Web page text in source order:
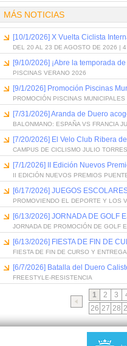
MÁS NOTICIAS
[10/1/2026] X Vuelta Ciclista
DEL 20 AL 23 DE AGOSTO DE 2026 | 4
[9/10/2026] ¡Abre la temporada
PISCINAS VERANO 2026
[9/1/2026] Promoción Piscinas
PROMOCIÓN PISCINAS
[7/31/2026] Aranda de Duero
BALONMANO: ESPAÑA VS FRANCIA
[7/20/2026] El Velo Club Ribera
CAMPUS DE CICLISMO JULIO
[7/1/2026] II Edición Nuevos
II EDICIÓN NUEVOS PREMIOS
[6/17/2026] JUEGOS
PROMOVIENDO EL DEPORTE Y LOS
[6/13/2026] JORNADA DE GOLF
JORNADA DE PROMOCIÓN DE GOLF
[6/13/2026] FIESTA DE FIN DE
FIESTA DE FIN DE CURSO Y
[6/7/2026] Batalla del Duero
FREESTYLE-RESISTENCIA
1 2 3
26 27 28